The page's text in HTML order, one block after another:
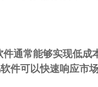
件通常能够实现低成
软件可以快速响应市